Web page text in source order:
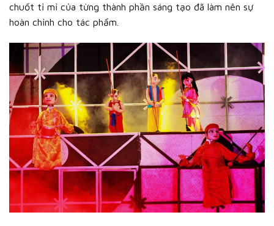
chuốt tỉ mỉ của từng thành phần sáng tạo đã làm nên sự
hoàn chỉnh cho tác phẩm.